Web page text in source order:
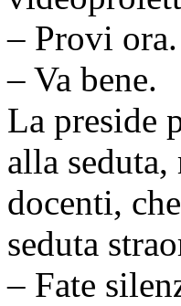
– Provi ora.
– Va bene.
La preside
alla
docenti,
seduta
– Fate